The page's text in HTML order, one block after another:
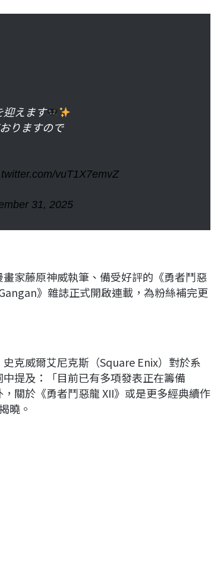
迎えます
りますので
vuT1X7emvZ
31, 2025
家藤原神威執筆、備受好評的《勇者鬥惡
》雜誌正式開啟連載，為粉絲補完更
克威爾艾尼克斯（Square Enix）對於系
提及：「目前已有多項發表正在籌備
關於《勇者鬥惡龍 XII》或是更多經典續作
曉。